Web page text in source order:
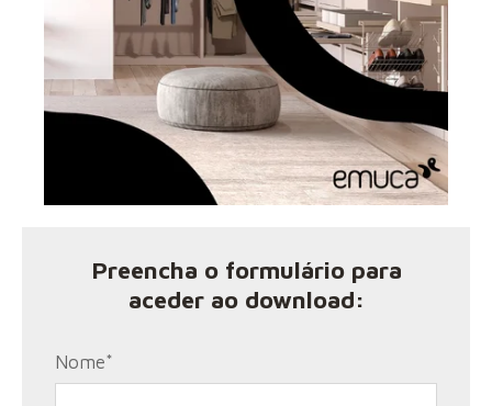
Preencha o formulário para
aceder ao download:
Nome*